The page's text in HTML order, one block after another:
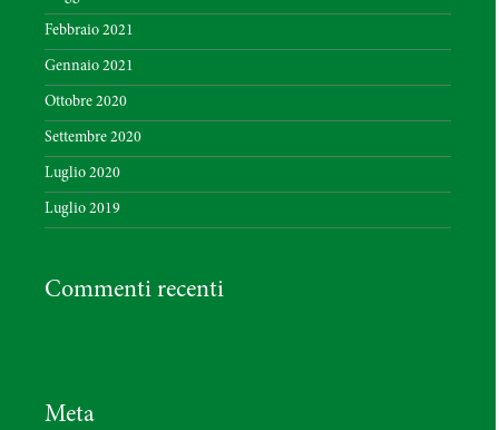
Febbraio 2021
Gennaio 2021
Ottobre 2020
Settembre 2020
Luglio 2020
Luglio 2019
Commenti recenti
Meta